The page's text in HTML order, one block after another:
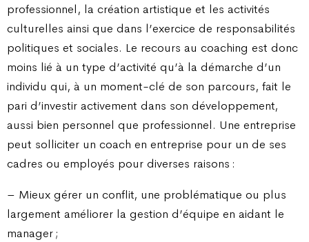
professionnel, la création artistique et les activités
culturelles ainsi que dans l’exercice de responsabilités
politiques et sociales. Le recours au coaching est donc
moins lié à un type d’activité qu’à la démarche d’un
individu qui, à un moment-clé de son parcours, fait le
pari d’investir activement dans son développement,
aussi bien personnel que professionnel. Une entreprise
peut solliciter un coach en entreprise pour un de ses
cadres ou employés pour diverses raisons :
– Mieux gérer un conflit, une problématique ou plus
largement améliorer la gestion d’équipe en aidant le
manager ;